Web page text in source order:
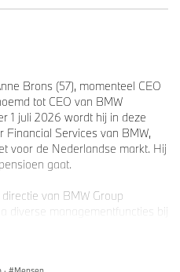
Brons (57), momenteel CEO
tot CEO van BMW
1 juli 2026 wordt hij in deze
Services van BMW,
voor de Nederlandse markt. Hij
gaat.
van BMW Group
diverse managementfuncties bij
2021 werd hij CEO van